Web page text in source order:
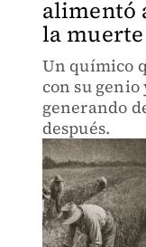
alimentó
la
Un químico
con su
generando
después.